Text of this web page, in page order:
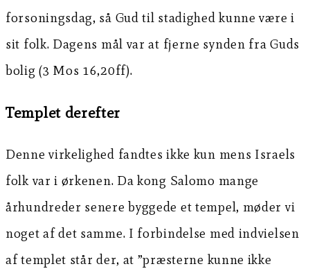
forsoningsdag, så Gud til stadighed kunne være i
sit folk. Dagens mål var at fjerne synden fra Guds
bolig (3 Mos 16,20ff).
Templet derefter
Denne virkelighed fandtes ikke kun mens Israels
folk var i ørkenen. Da kong Salomo mange
århundreder senere byggede et tempel, møder vi
noget af det samme. I forbindelse med indvielsen
af templet står der, at ”præsterne kunne ikke